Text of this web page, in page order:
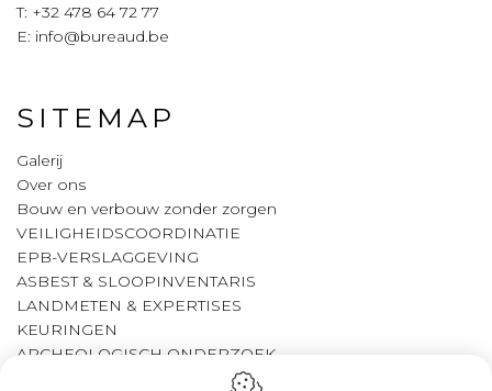
T: +32 478 64 72 77
E: info@bureaud.be
SITEMAP
Galerij
Over ons
Bouw en verbouw zonder zorgen
VEILIGHEIDSCOORDINATIE
EPB-VERSLAGGEVING
ASBEST & SLOOPINVENTARIS
LANDMETEN & EXPERTISES
KEURINGEN
ARCHEOLOGISCH ONDERZOEK